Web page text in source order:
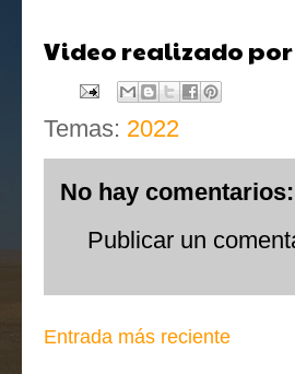
Video realizado por
Temas: 2022
No hay comentarios:
Publicar un
Entrada más reciente